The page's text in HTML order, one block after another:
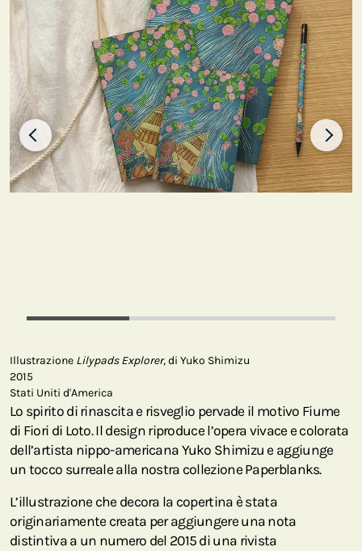
Illustrazione Lilypads Explorer, di Yuko Shimizu
2015
Stati Uniti d'America
Lo spirito di rinascita e risveglio pervade il motivo Fiume
di Fiori di Loto. Il design riproduce l’opera vivace e colorata
dell’artista nippo-americana Yuko Shimizu e aggiunge
un tocco surreale alla nostra collezione Paperblanks.
L’illustrazione che decora la copertina è stata
originariamente creata per aggiungere una nota
distintiva a un numero del 2015 di una rivista